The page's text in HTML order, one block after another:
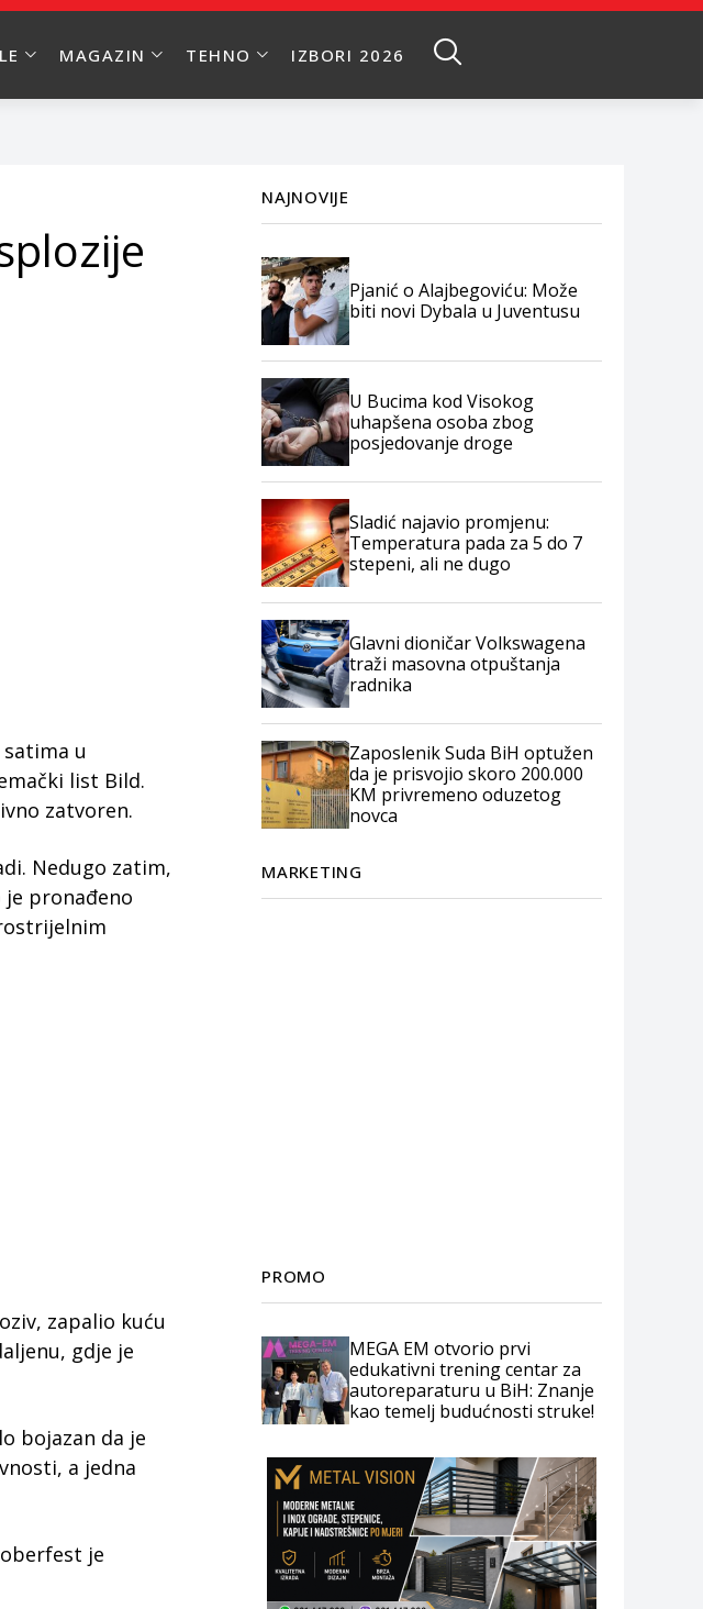
MAGAZIN TEHNO IZBORI 2026
u
list Bild.
zatvoren.
Nedugo zatim,
pronađeno
zapalio kuću
gdje je
bojazan da je
a jedna
je
NAJNOVIJE
Pjanić o Alajbegoviću: Može
biti novi Dybala u Juventusu
U Bucima kod Visokog
uhapšena osoba zbog
posjedovanje droge
Sladić najavio promjenu:
Temperatura pada za 5 do 7
stepeni, ali ne dugo
Glavni dioničar Volkswagena
traži masovna otpuštanja
radnika
Zaposlenik Suda BiH optužen
da je prisvojio skoro 200.000
KM privremeno oduzetog
novca
MARKETING
PROMO
MEGA EM otvorio prvi
edukativni trening centar za
autoreparaturu u BiH: Znanje
kao temelj budućnosti struke!